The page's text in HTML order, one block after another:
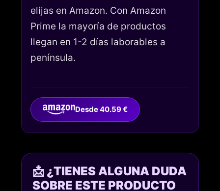
elijas en Amazon. Con Amazon
Prime la mayoría de productos
llegan en 1-2 días laborables a
península.
Desde 40.59 €
📩 ¿TIENES ALGUNA DUDA
SOBRE ESTE PRODUCTO